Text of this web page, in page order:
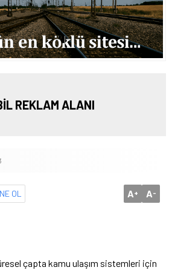
REKLAM ALANI
OL A+ A-
çapta kamu ulaşım sistemleri için